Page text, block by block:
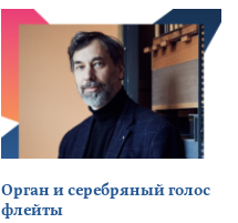
Орган и серебряный голос
флейты